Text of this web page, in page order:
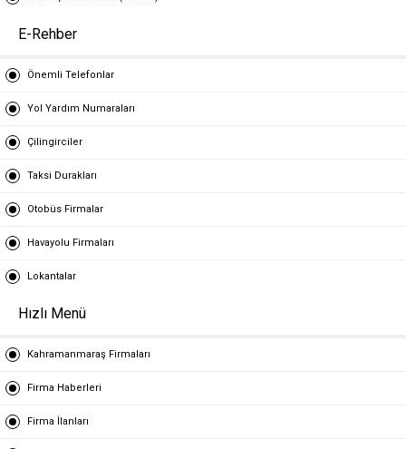
E-Rehber
Önemli Telefonlar
Yol Yardım Numaraları
Çilingirciler
Taksi Durakları
Otobüs Firmalar
Havayolu Firmaları
Lokantalar
Hızlı Menü
Kahramanmaraş Firmaları
Firma Haberleri
Firma İlanları